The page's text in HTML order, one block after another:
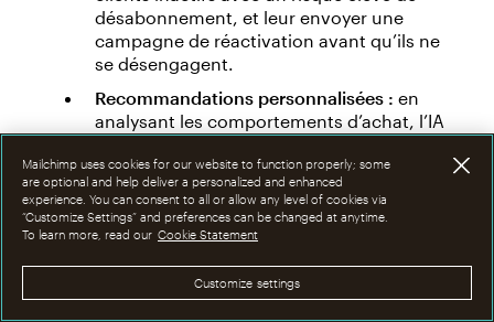
désabonnement, et leur envoyer une
campagne de réactivation avant qu’ils ne
se désengagent.
Recommandations personnalisées : en
analysant les comportements d’achat, l’IA
intéresseront tel ou tel client.Exemple :
proposer une sélection de produits
complémentaires juste après un achat, ou
envoyer une newsletter sur mesure avec les
Optimisation automatique des campagnes
: l’IAteste, analyse, apprend et optimise en
Mailchimp uses cookies for our website to function properly; some
are optional and help deliver a personalized and enhanced
experience. You can consent to all or allow any level of cookies via
“Customize Settings” and preferences can be changed at anytime.
To learn more, read our Cookie Statement
Customize settings